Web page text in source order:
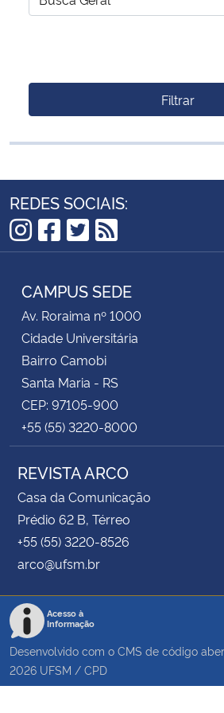
Filtrar
REDES SOCIAIS:
Instagram
Facebook
Twitter
RSS
CAMPUS SEDE
Av. Roraima nº 1000
Cidade Universitária
Bairro Camobi
Santa Maria - RS
CEP: 97105-900
+55 (55) 3220-8000
REVISTA ARCO
Casa da Comunicação
Prédio 62 B, Térreo
+55 (55) 3220-8526
arco@ufsm.br
Acesso à
Informação
Desenvolvido com o CMS de código
2026 UFSM / CPD